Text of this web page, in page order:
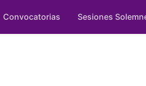
Convocatorias Sesiones